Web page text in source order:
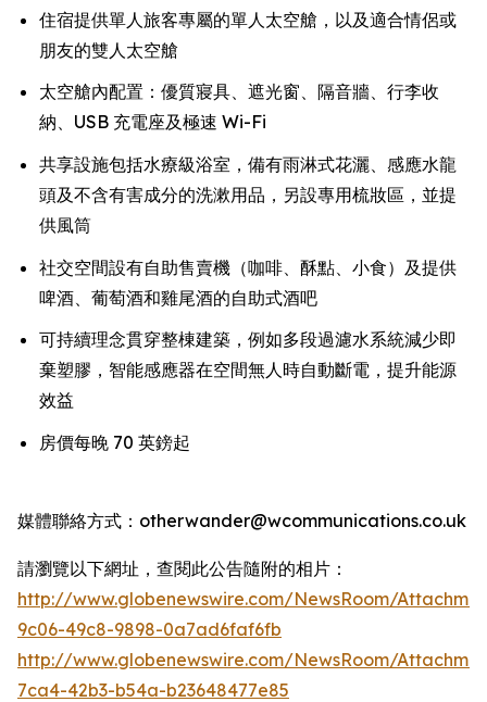
住宿提供單人旅客專屬的單人太空艙，以及適合情侶或
朋友的雙人太空艙
太空艙內配置：優質寢具、遮光窗、隔音牆、行李收
納、USB 充電座及極速 Wi-Fi
共享設施包括水療級浴室，備有雨淋式花灑、感應水龍
頭及不含有害成分的洗漱用品，另設專用梳妝區，並提
供風筒
社交空間設有自助售賣機（咖啡、酥點、小食）及提供
啤酒、葡萄酒和雞尾酒的自助式酒吧
可持續理念貫穿整棟建築，例如多段過濾水系統減少即
棄塑膠，智能感應器在空間無人時自動斷電，提升能源
效益
房價每晚 70 英鎊起
媒體聯絡方式：otherwander@wcommunications.co.uk
請瀏覽以下網址，查閱此公告隨附的相片：
http://www.globenewswire.com/NewsRoom/
9c06-49c8-9898-0a7ad6faf6fb
http://www.globenewswire.com/NewsRoom/
7ca4-42b3-b54a-b23648477e85